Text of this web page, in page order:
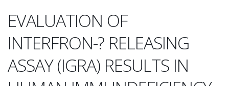
EVALUATION OF
INTERFRON-? RELEASING
ASSAY (IGRA) RESULTS IN